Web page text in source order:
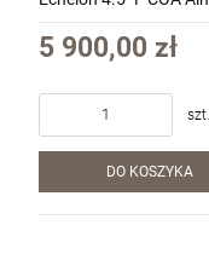
(EC9459B-COA)
5 900,00 zł
szt.
DO KOSZYKA